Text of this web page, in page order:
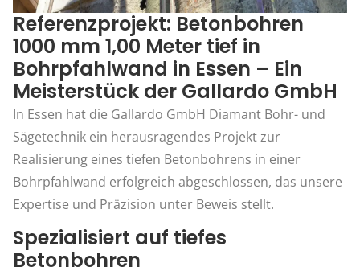
Referenzprojekt: Betonbohren
1000 mm 1,00 Meter tief in
Bohrpfahlwand in Essen – Ein
Meisterstück der Gallardo GmbH
In Essen hat die Gallardo GmbH Diamant Bohr- und
Sägetechnik ein herausragendes Projekt zur
Realisierung eines tiefen Betonbohrens in einer
Bohrpfahlwand erfolgreich abgeschlossen, das unsere
Expertise und Präzision unter Beweis stellt.
Spezialisiert auf tiefes
Betonbohren